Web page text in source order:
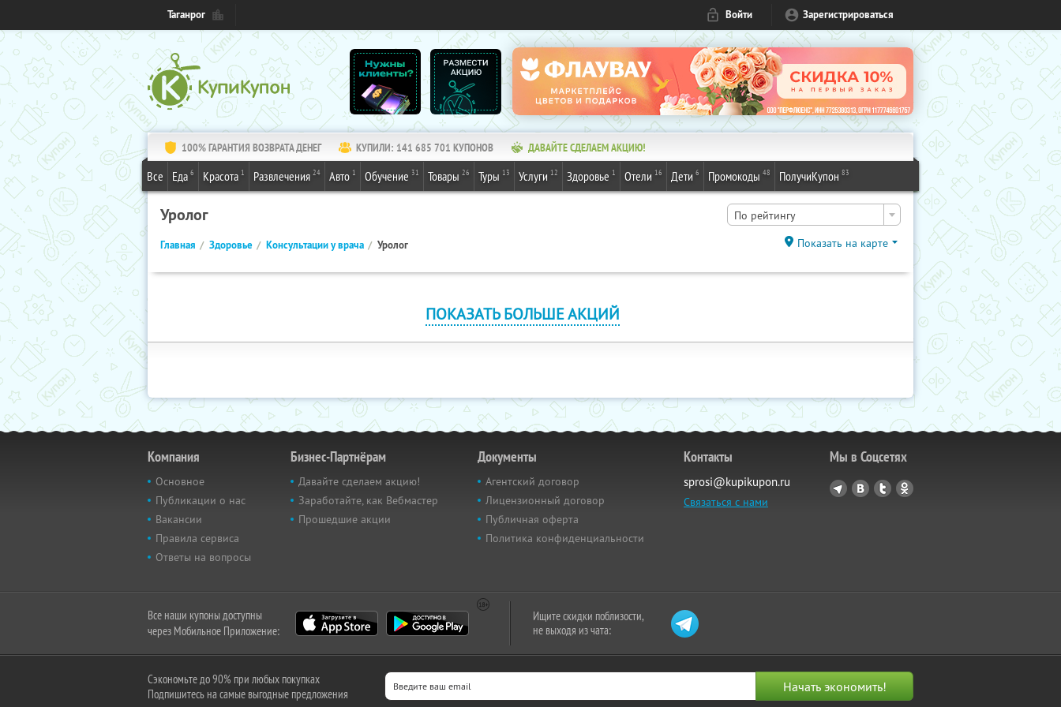
Таганрог Войти Зарегистрироваться
100% ГАРАНТИЯ ВОЗВРАТА ДЕНЕГ КУПИЛИ: 141 685 701 КУПОНОВ ДАВАЙТЕ СДЕЛАЕМ АКЦИЮ!
Все Еда 6 Красота 1 Развлечения 24 Авто 1 Обучение 31 Товары 26 Туры 13 Услуги 12 Здоровье 1 Отели 16 Дети 6 Промокоды 48 ПолучиКупон 83
Уролог По рейтингу
Главная Здоровье Консультации у врача Уролог Показать на карте
ПОКАЗАТЬ БОЛЬШЕ АКЦИЙ
Компания
Основное
Публикации о нас
Вакансии
Правила сервиса
Ответы на вопросы
Бизнес-Партнёрам
Давайте сделаем акцию!
Заработайте, как Вебмастер
Прошедшие акции
Документы
Агентский договор
Лицензионный договор
Публичная оферта
Политика конфиденциальности
Контакты
sprosi@kupikupon.ru
Связаться с нами
Мы в Соцсетях
Все наши купоны доступны
через Мобильное Приложение:
Ищите скидки поблизости,
не выходя из чата:
Сэкономьте до 90% при любых покупках
Подпишитесь на самые выгодные предложения